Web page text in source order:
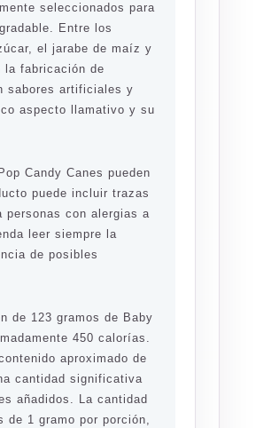
seleccionados para
Entre los
el jarabe de maíz y
fabricación de
sabores artificiales y
aspecto llamativo y su
Candy Canes pueden
puede incluir trazas
personas con alergias a
leer siempre la
de posibles
de 123 gramos de Baby
450 calorías.
aproximado de
cantidad significativa
añadidos. La cantidad
de 1 gramo por porción,